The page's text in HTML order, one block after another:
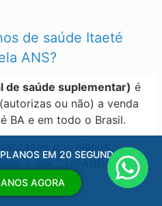
de saúde Itaeté
ANS?
de saúde suplementar) é
ou não) a venda
BA​ e em todo o Brasil.
o link CLICANDO
EM 20 SEGUNDOS
AGORA